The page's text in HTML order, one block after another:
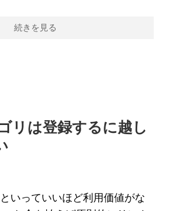
続きを見る
リは登録するに越し
いっていいほど利用価値がな